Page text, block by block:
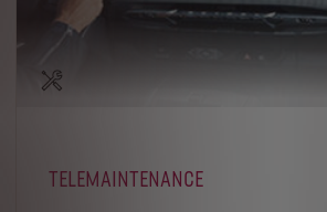
TELEMAINTENANCE